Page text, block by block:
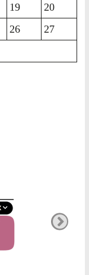
19
20
26
27